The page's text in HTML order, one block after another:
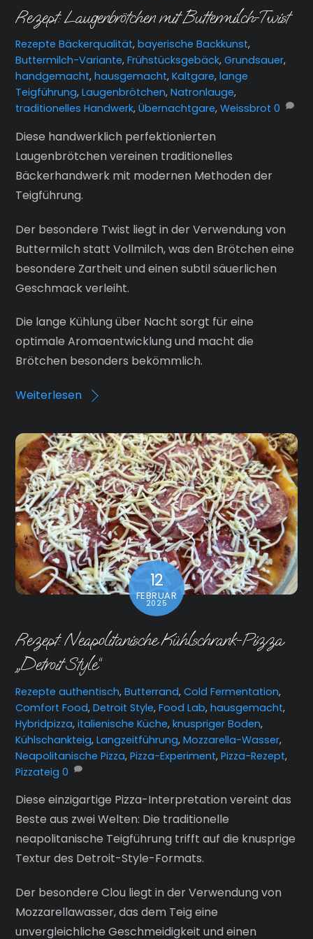
Rezept: Laugenbrötchen mit Buttermilch-Twist
Rezepte Bäckerqualität,bayerische Backkunst,
Buttermilch-Variante,Frühstücksgebäck,Grundsauer,
handgemacht,hausgemacht,Kaltgare,lange
Teigführung,Laugenbrötchen,Natronlauge,
traditionelles Handwerk,Übernachtgare,Weissbrot 0
Diese handwerklich perfektionierten
Laugenbrötchen vereinen traditionelles
Bäckerhandwerk mit modernen Methoden der
Teigführung.
Der besondere Twist liegt in der Verwendung von
Buttermilch statt Vollmilch, was den Brötchen eine
besondere Zartheit und einen subtil säuerlichen
Geschmack verleiht.
Die lange Kühlung über Nacht sorgt für eine
optimale Aromaentwicklung und macht die
Brötchen besonders bekömmlich.
Weiterlesen
12
FEBRUAR
2025
Rezept: Neapolitanische Kühlschrank-Pizza
„Detroit Style“
Rezepte authentisch,Butterrand,Cold Fermentation,
Comfort Food,Detroit Style,Food Lab,hausgemacht,
Hybridpizza,italienische Küche,knuspriger Boden,
Kühlschankteig,Langzeitführung,Mozzarella-Wasser,
Neapolitanische Pizza,Pizza-Experiment,Pizza-Rezept,
Pizzateig 0
Diese einzigartige Pizza-Interpretation vereint das
Beste aus zwei Welten: Die traditionelle
neapolitanische Teigführung trifft auf die knusprige
Textur des Detroit-Style-Formats.
Der besondere Clou liegt in der Verwendung von
Mozzarellawasser, das dem Teig eine
unvergleichliche Geschmeidigkeit und einen